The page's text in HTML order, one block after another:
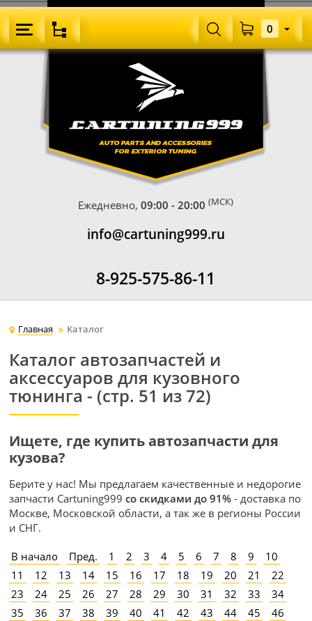
Ежедневно,09:00 - 20:00 (МСК)
info@cartuning999.ru
8-925-575-86-11
0
Главная Каталог
Каталог автозапчастей и
аксессуаров для кузовного
тюнинга - (стр. 51 из 72)
Ищете, где купить автозапчасти для
кузова?
Берите у нас! Мы предлагаем качественные и недорогие
запчасти Cartuning999со скидками до 91% - доставка по
Москве, Московской области, а так же в регионы России
и СНГ.
В начало Пред. 1 2 3 4 5 6 7 8 9
10
11
12 13 14 15 16 17 18 19 20 21
22
23
24 25 26 27 28 29 30 31 32 33
34
35
36 37 38 39 40 41 42 43 44 45
46